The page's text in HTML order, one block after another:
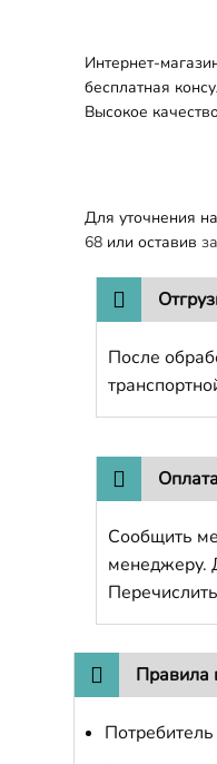
Интернет-
бесплатная
Высокое
Для уточнения
68 или оставив
После
Сообщить
менеджеру.
Правила